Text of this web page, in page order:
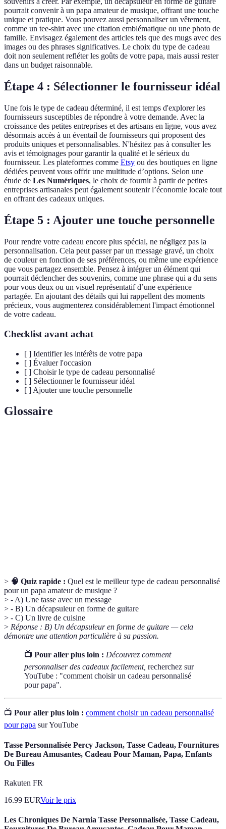
pourrait convenir à un papa amateur de musique, offrant une touche
unique et pratique. Vous pouvez aussi personnaliser un vêtement,
comme un tee-shirt avec une citation emblématique ou une photo de
famille. Envisagez également des articles tels que des mugs avec des
images ou des phrases significatives. Le choix du type de cadeau
doit non seulement refléter les goûts de votre papa, mais aussi rester
dans un budget raisonnable.
Étape 4 : Sélectionner le fournisseur idéal
Une fois le type de cadeau déterminé, il est temps d'explorer les
fournisseurs susceptibles de répondre à votre demande. Avec la
croissance des petites entreprises et des artisans en ligne, vous avez
désormais accès à un éventail de fournisseurs qui proposent des
produits uniques et personnalisables. N'hésitez pas à consulter les
avis et témoignages pour garantir la qualité et le sérieux du
fournisseur. Les plateformes comme Etsy ou des boutiques en ligne
dédiées peuvent vous offrir une multitude d’options. Selon une
étude de Les Numériques, le choix de fournir à partir de petites
entreprises artisanales peut également soutenir l’économie locale tout
en offrant des cadeaux uniques.
Étape 5 : Ajouter une touche personnelle
Pour rendre votre cadeau encore plus spécial, ne négligez pas la
personnalisation. Cela peut passer par un message gravé, un choix
de couleur en fonction de ses préférences, ou même une expérience
que vous partagez ensemble. Pensez à intégrer un élément qui
pourrait déclencher des souvenirs, comme une phrase qui a du sens
pour vous deux ou un visuel représentatif d’une expérience
partagée. En ajoutant des détails qui lui rappellent des moments
précieux, vous augmenterez considérablement l'impact émotionnel
de votre cadeau.
Checklist avant achat
[ ] Identifier les intérêts de votre papa
[ ] Évaluer l'occasion
[ ] Choisir le type de cadeau personnalisé
[ ] Sélectionner le fournisseur idéal
[ ] Ajouter une touche personnelle
Glossaire
> 🧠 Quiz rapide : Quel est le meilleur type de cadeau personnalisé
pour un papa amateur de musique ?
> - A) Une tasse avec un message
> - B) Un décapsuleur en forme de guitare
> - C) Un livre de cuisine
> Réponse : B) Un décapsuleur en forme de guitare — cela
démontre une attention particulière à sa passion.
📺 Pour aller plus loin : Découvrez comment
personnaliser des cadeaux facilement, recherchez sur
YouTube : "comment choisir un cadeau personnalisé
pour papa".
📺 Pour aller plus loin : comment choisir un cadeau personnalisé
pour papa sur YouTube
Tasse Personnalisée Percy Jackson, Tasse Cadeau, Fournitures
De Bureau Amusantes, Cadeau Pour Maman, Papa, Enfants
Ou Filles
Rakuten FR
16.99 EURVoir le prix
Les Chroniques De Narnia Tasse Personnalisée, Tasse Cadeau,